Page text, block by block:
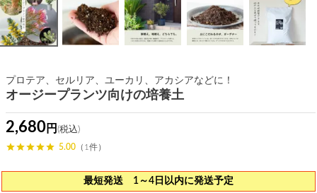
プロテア、セルリア、ユーカリ、アカシアなどに！
オージープランツ向けの培養土
2,680
5.00 （1件）
最短発送 1～4日以内に発送予定